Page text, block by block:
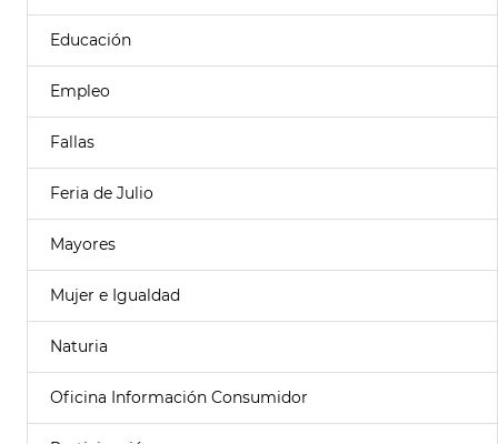
Educación
Empleo
Fallas
Feria de Julio
Mayores
Mujer e Igualdad
Naturia
Oficina Información Consumidor